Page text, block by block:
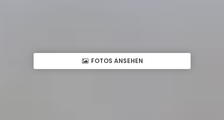
FOTOS ANSEHEN